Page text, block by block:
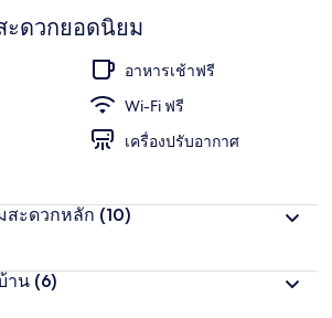
ะดวกยอดนิยม
อาหารเช้าฟรี
Wi-Fi ฟรี
เครื่องปรับอากาศ
สะดวกหลัก (10)
าน (6)